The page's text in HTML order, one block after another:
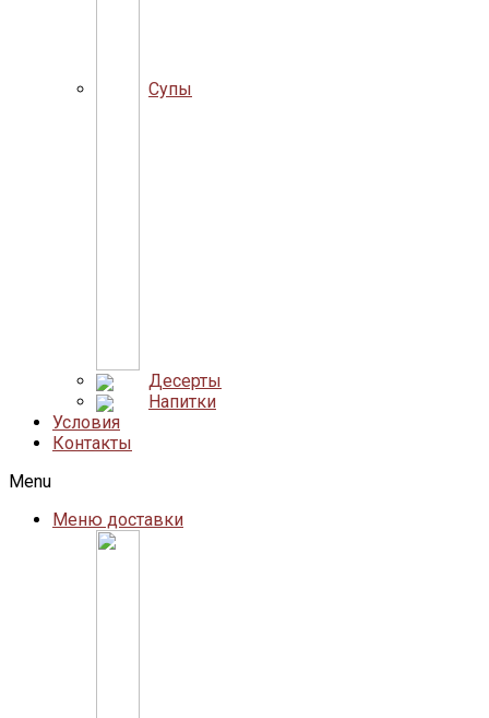
Супы
Десерты
Напитки
Условия
Контакты
Menu
Меню доставки